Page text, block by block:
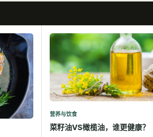
营养与饮食
菜籽油VS橄榄油，谁更健康？